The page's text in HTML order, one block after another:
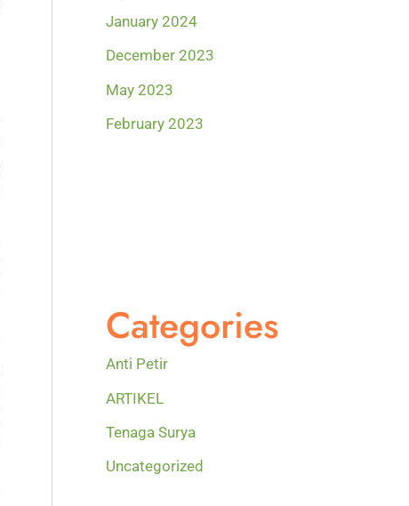
January 2024
December 2023
May 2023
February 2023
Categories
Anti Petir
ARTIKEL
Tenaga Surya
Uncategorized